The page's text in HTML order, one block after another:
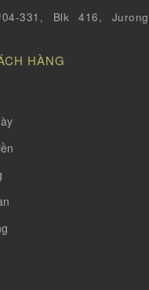
331, Blk 416,
HÀNG